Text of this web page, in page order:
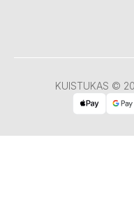
KUISTUKAS ©